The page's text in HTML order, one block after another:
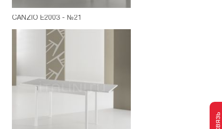
CANZIO E2003 - №21